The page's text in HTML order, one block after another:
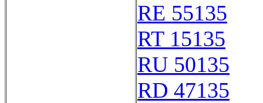
RE 55135
RT 15135
RU 50135
RD 47135